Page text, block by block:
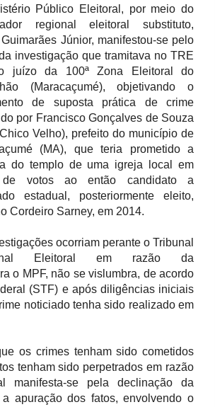
Público Eleitoral, por meio do
regional eleitoral substituto,
Júnior, manifestou-se pelo
investigação que tramitava no TRE
juízo da 100ª Zona Eleitoral do
(Maracaçumé), objetivando o
de suposta prática de crime
por Francisco Gonçalves de Souza
Velho), prefeito do município de
(MA), que teria prometido a
do templo de uma igreja local em
de votos ao então candidato a
estadual, posteriormente eleito,
Cordeiro Sarney, em 2014.
ocorriam perante o Tribunal
Eleitoral em razão da
o MPF, não se vislumbra, de acordo
(STF) e após diligências iniciais
noticiado tenha sido realizado em
os crimes tenham sido cometidos
tenham sido perpetrados em razão
manifesta-se pela declinação da
apuração dos fatos, envolvendo o